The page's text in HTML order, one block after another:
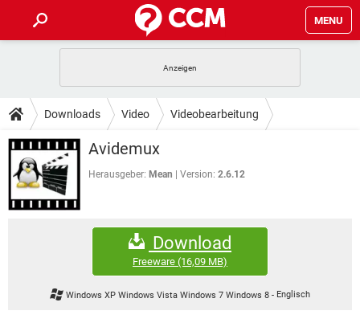
MENU
ANDROID IOS
WINDOWS 10
WHATSAPP TIKTOK
FACEBOOK
TIPPS & TRICKS
SPIELE
ANDROID
WINDOWS 10
HARDWARE
DOWNLOADS
SPIELE STREAMING
ANDROID
INSTAGRAM
TIKTOK
FORUM
IOS
INSTAGRAM
WHATSAPP TIKTOK
STREAMING
Downloads Video Videobearbeitung
Avidemux
Herausgeber: Mean Version: 2.6.12
Download
Freeware (16,09 MB)
Windows XP Windows Vista Windows 7 Windows 8- Englisch